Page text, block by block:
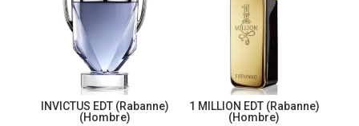
INVICTUS EDT (Rabanne)
(Hombre)
1 MILLION EDT (Rabanne)
(Hombre)